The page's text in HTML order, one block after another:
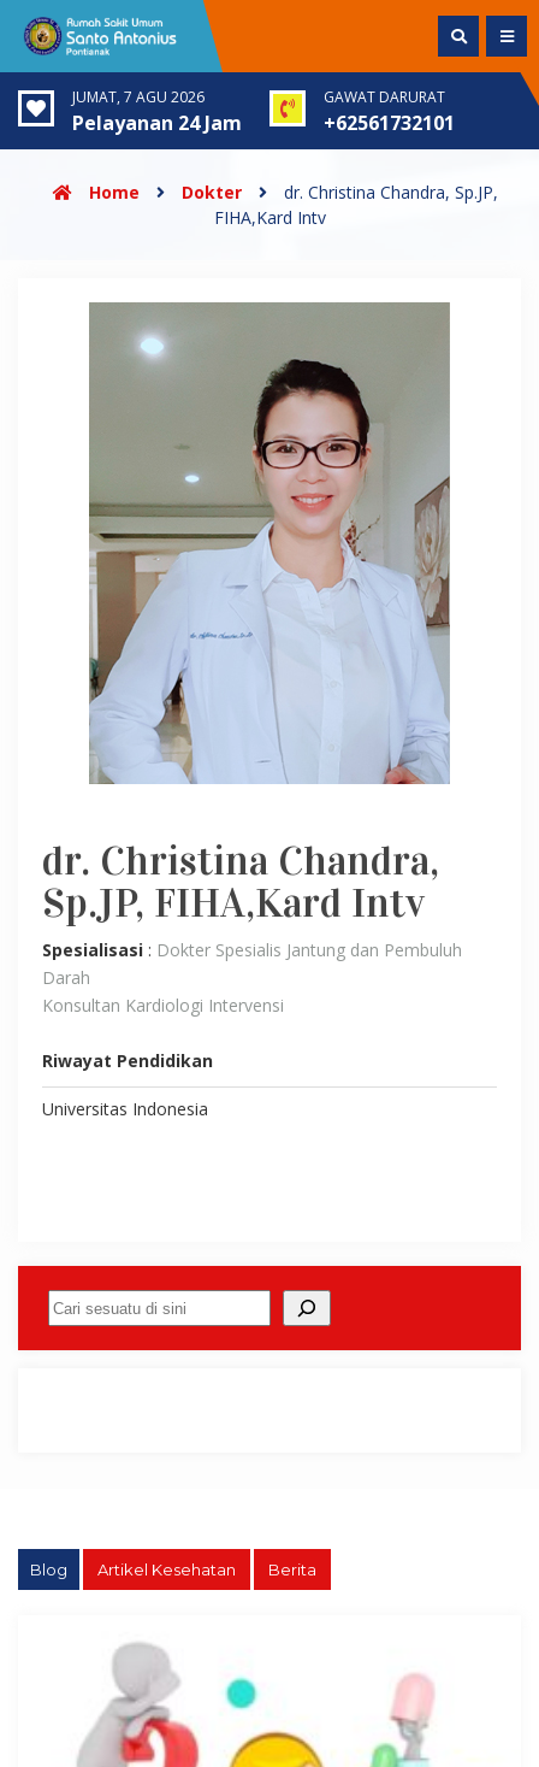
JUMAT, 7 AGU 2026
Pelayanan 24 Jam
GAWAT DARURAT
+62561732101
Home Dokter
dr. Christina Chandra, Sp.JP,
FIHA,Kard Intv
dr. Christina Chandra,
Sp.JP, FIHA,Kard Intv
Spesialisasi : Dokter Spesialis Jantung dan Pembuluh
Darah
Konsultan Kardiologi Intervensi
Riwayat Pendidikan
Universitas Indonesia
Cari
Blog Artikel Kesehatan Berita